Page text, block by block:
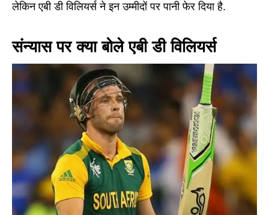
लेकिन एबी डी विलियर्स ने इन उम्मीदों पर पानी फेर दिया है.
संन्यास पर क्या बोले एबी डी विलियर्स